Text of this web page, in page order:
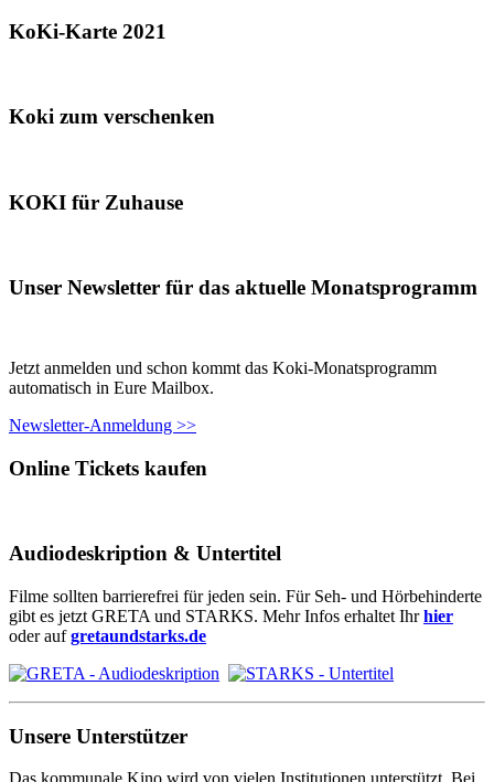
KoKi-Karte 2021
Koki zum verschenken
KOKI für Zuhause
Unser Newsletter für das aktuelle Monatsprogramm
Jetzt anmelden und schon kommt das Koki-Monatsprogramm
automatisch in Eure Mailbox.
Newsletter-Anmeldung >>
Online Tickets kaufen
Audiodeskription & Untertitel
Filme sollten barrierefrei für jeden sein. Für Seh- und Hörbehinderte
gibt es jetzt GRETA und STARKS. Mehr Infos erhaltet Ihrhier
oder aufgretaundstarks.de
Unsere Unterstützer